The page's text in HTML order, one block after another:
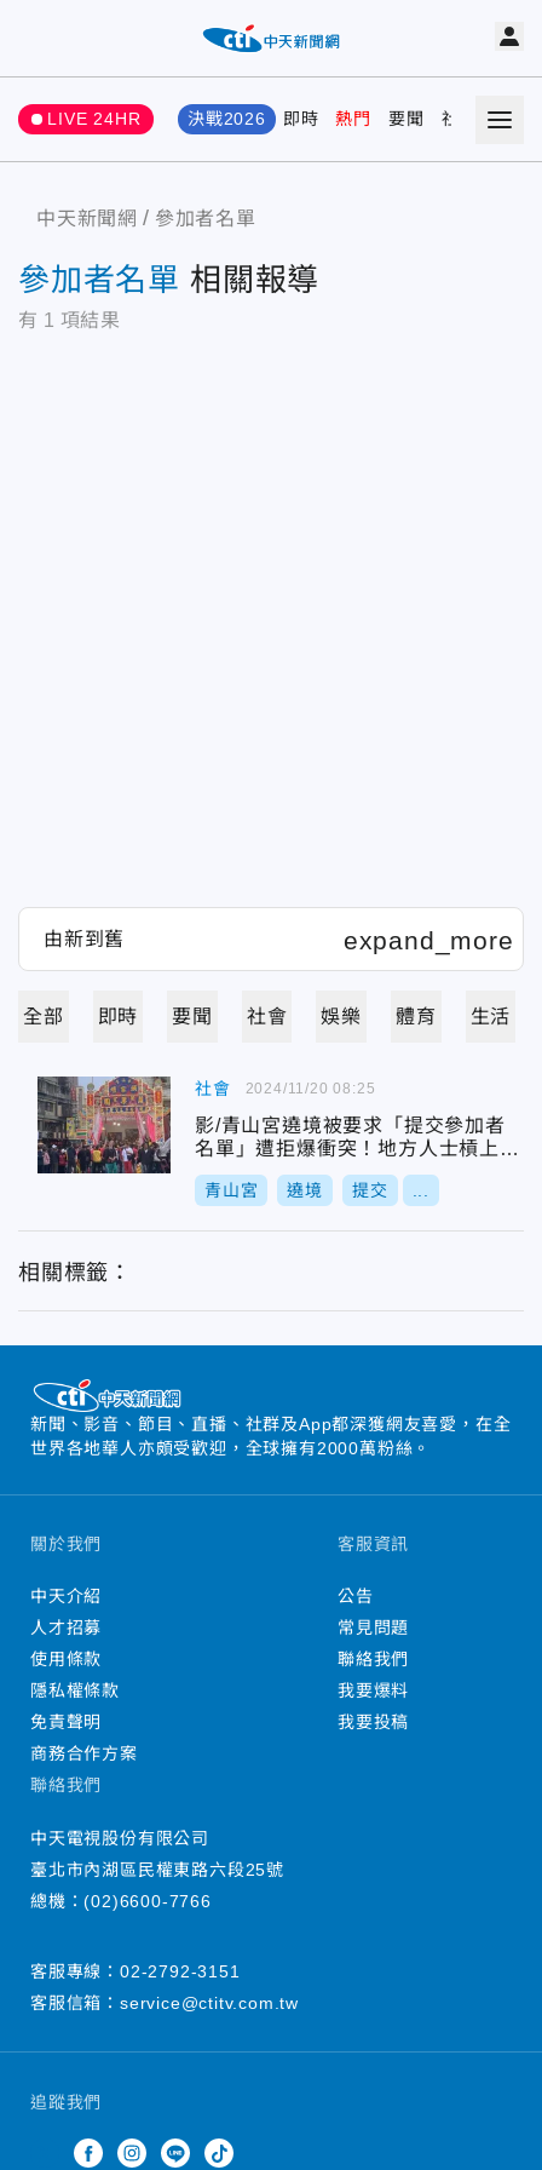
LIVE 24HR 決戰2026 即時 熱門 要聞 社會 娛樂
中天新聞網 參加者名單
參加者名單 相關報導
有 1 項結果
全部 即時 要聞 社會 娛樂 體育 生活
社會
影/青山宮遶境被要求「提交參加者
名單」遭拒爆衝突！地方人士槓上警
方
青山宮 遶境 提交
2024/11/20 08:25
相關標籤：
新聞、影音、節目、直播、社群及App都深獲網友喜愛，在全
世界各地華人亦頗受歡迎，全球擁有2000萬粉絲。
追蹤我們
關於我們
中天介紹
人才招募
使用條款
隱私權條款
免責聲明
商務合作方案
客服資訊
公告
常見問題
聯絡我們
我要爆料
我要投稿
聯絡我們
中天電視股份有限公司
臺北市內湖區民權東路六段25號
總機：(02)6600-7766
客服專線： 02-2792-3151
客服信箱： service@ctitv.com.tw